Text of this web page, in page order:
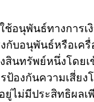
ช้อนุพันธ์ทางการ
กับอนุพันธ์หรือเค
สินทรัพย์หนึ่งโดย
ป้องกันความเสี่ย
ยู่ไม่มีประสิทธิผลเ